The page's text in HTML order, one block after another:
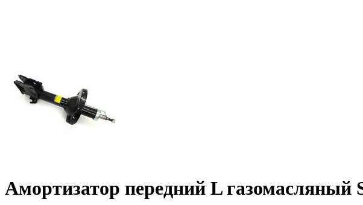
Амортизатор передний L газомасляный